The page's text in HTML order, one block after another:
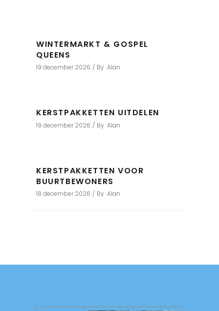
WINTERMARKT & GOSPEL
QUEENS
19 december 2026 By Alan
KERSTPAKKETTEN UITDELEN
19 december 2026 By Alan
KERSTPAKKETTEN VOOR
BUURTBEWONERS
18 december 2026 By Alan